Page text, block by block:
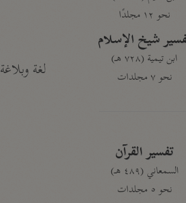
نحو ١٢ مجلدًا
شيخ الإسلام
ابن تيمية (٧٢٨ هـ)
نحو ٧ مجلدات
تفسير القرآن
السمعاني (٤٨٩ هـ)
نحو ٥ مجلدات
لغة وبلاغة